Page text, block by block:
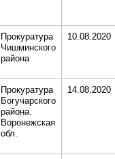
Прокуратура
Чишминского
района
10.08.2020
Прокуратура
Богучарского
района.
Воронежская
обл.
14.08.2020